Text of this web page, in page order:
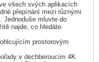
všech svých aplikacích
přepínání mezi různými
Jednoduše mluvte do
najde, co hledáte.
prostorovým
v dechberoucím 4K